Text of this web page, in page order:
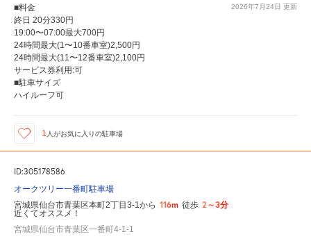
2026年7月24日 更新
■料金
終日 20分330円
19:00〜07:00最大700円
24時間最大(1〜10番車室)2,500円
24時間最大(11〜12番車室)2,100円
サービス券利用:可
■駐車サイズ
ハイルーフ可
1 人がお気に入りの駐車場
ID:305178586
オークツリー一番町駐車場
宮城県仙台市青葉区本町2丁目3-1から 116m 徒歩 2～3分
近くてオススメ！
宮城県仙台市青葉区一番町4-1-1